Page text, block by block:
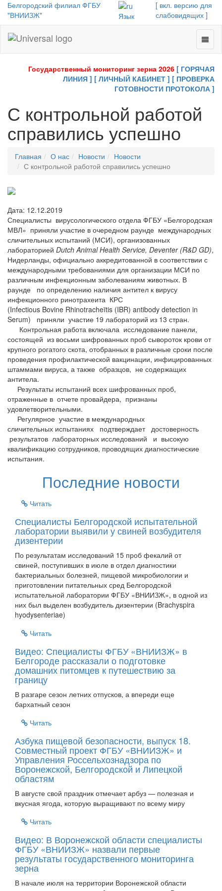
Белгородский филиал ФГБУ
"ВНИИЗЖ"
Язык
[ вкл. версию для
слабовидящих ]
-
Toggle
Государственный мониторинг зерна 2026 [ ГОРЯЧАЯ
ЛИНИЯ ] [ ЛИЧНЫЙ КАБИНЕТ ] [ ПРОВЕРКА
ГОТОВНОСТИ ПРОТОКОЛА ]
С контрольной работой
справились успешно
Главная О нас Новости
Новости
С контрольной работой справились успешно
Дата: 12.12.2019
Специалисты вирусологического отдела ФГБУ «Белгородская
МВЛ» приняли участие в очередном раунде международных
сличительных испытаний (МСИ), организованных
лабораторией Dutch Animal Health Service, Deventer (R&D GD),
Нидерланды, официально аккредитованной в соответствии с
международными требованиями для организации МСИ по
различным инфекционным заболеваниям животных. В
раунде по определению наличия антител к вирусу
инфекционного ринотрахеита КРС
(Infectious Bovine Rhinotracheïtis (IBR) antibody detection in
Serum)
приняли участие 19 лабораторий из 13 стран.
Контрольная работа включала исследование панели,
состоящей из восьми шифрованных проб сывороток крови от
крупного рогатого скота, отобранных в различные сроки после
проведения профилактической вакцинации, инфицированных
штаммами вируса, а также образцов, не содержащих
антитела.
Результаты испытаний всех шифрованных проб,
отраженные в отчете провайдера, признаны
удовлетворительными.
Регулярное участие в международных
сличительных испытаниях подтверждаетдостоверность
результатов лабораторных исследований и высокую
квалификацию сотрудников, проводящих диагностические
испытания.
Последние новости
Читать
Специалисты Белгородской испытательной
лаборатории выявили у свиней возбудителя
дизентерии
По результатам исследований 15 проб фекалий от
свиней, поступивших в июле в отдел диагностики
бактериальных болезней, пищевой микробиологии и
приготовлении питательных сред Белгородской
испытательной лаборатории ФГБУ «ВНИИЗЖ», в одной из
них был выделен возбудитель дизентерии (Brachyspira
hyodysenteriae)
Читать
Видео: Специалисты ФГБУ «ВНИИЗЖ» в
Белгороде рассказали о подготовке
домашних питомцев к путешествию за
границу
В разгаре сезон летних отпусков, а впереди еще
бархатный сезон
Читать
Азбука пищевой безопасности, выпуск 18.
Совместный проект ФГБУ «ВНИИЗЖ» и
Управления Россельхознадзора по
Воронежской, Белгородской и Липецкой
областям
В августе свой праздник отмечает арбуз — полезная и
вкусная ягода, которую выращивают по всему миру
Читать
Видео: В Воронежской области специалисты
ФГБУ «ВНИИЗЖ» назвали первые
результаты государственного мониторинга
зерна
В начале июля на территории Воронежской области